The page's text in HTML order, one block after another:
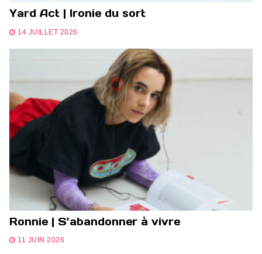
Yard Act | Ironie du sort
14 JUILLET 2026
Ronnie | S’abandonner à vivre
11 JUIN 2026